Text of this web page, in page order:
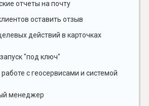
отчеты на почту
оставить отзыв
действий в карточках
"под ключ"
с геосервисами и системой
менеджер